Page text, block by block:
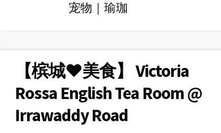
宠物｜瑜珈
【槟城♥美食】 Victoria
Rossa English Tea Room @
Irrawaddy Road